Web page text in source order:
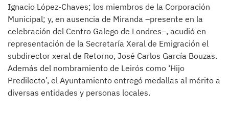
Ignacio López-Chaves; los miembros de la Corporación
Municipal; y, en ausencia de Miranda –presente en la
celebración del Centro Galego de Londres–, acudió en
representación de la Secretaría Xeral de Emigración el
subdirector xeral de Retorno, José Carlos García Bouzas.
Además del nombramiento de Leirós como ‘Hijo
Predilecto’, el Ayuntamiento entregó medallas al mérito a
diversas entidades y personas locales.